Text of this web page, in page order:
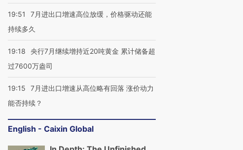
19:51
7月进出口增速高位放缓，价格驱动还能
持续多久
19:18
央行7月继续增持近20吨黄金 累计储备超
过7600万盎司
19:15
7月进出口增速从高位略有回落 涨价动力
能否持续？
English - Caixin Global